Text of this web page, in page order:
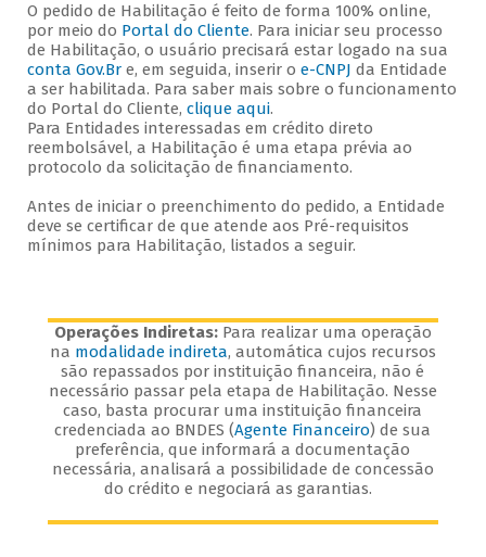
O pedido de Habilitação é feito de forma 100% online,
por meio do Portal do Cliente. Para iniciar seu processo
de Habilitação, o usuário precisará estar logado na sua
conta Gov.Bre, em seguida, inserir o e-CNPJ da Entidade
a ser habilitada. Para saber mais sobre o funcionamento
do Portal do Cliente, clique aqui.
Para Entidades interessadas em crédito direto
reembolsável, a Habilitação é uma etapa prévia ao
protocolo da solicitação de financiamento.
Antes de iniciar o preenchimento do pedido, a Entidade
deve se certificar de que atende aos Pré-requisitos
mínimos para Habilitação, listados a seguir.
Operações Indiretas: Para realizar uma operação
na modalidade indireta, automática cujos recursos
são repassados por instituição financeira, não é
necessário passar pela etapa de Habilitação. Nesse
caso, basta procurar uma instituição financeira
credenciada ao BNDES (Agente Financeiro) de sua
preferência, que informará a documentação
necessária, analisará a possibilidade de concessão
do crédito e negociará as garantias.